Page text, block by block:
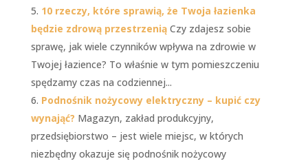
10 rzeczy, które sprawią, że Twoja łazienka
będzie zdrową przestrzenią Czy zdajesz sobie
sprawę, jak wiele czynników wpływa na zdrowie w
Twojej łazience? To właśnie w tym pomieszczeniu
spędzamy czas na codziennej...
Podnośnik nożycowy elektryczny – kupić czy
wynająć? Magazyn, zakład produkcyjny,
przedsiębiorstwo – jest wiele miejsc, w których
niezbędny okazuje się podnośnik nożycowy